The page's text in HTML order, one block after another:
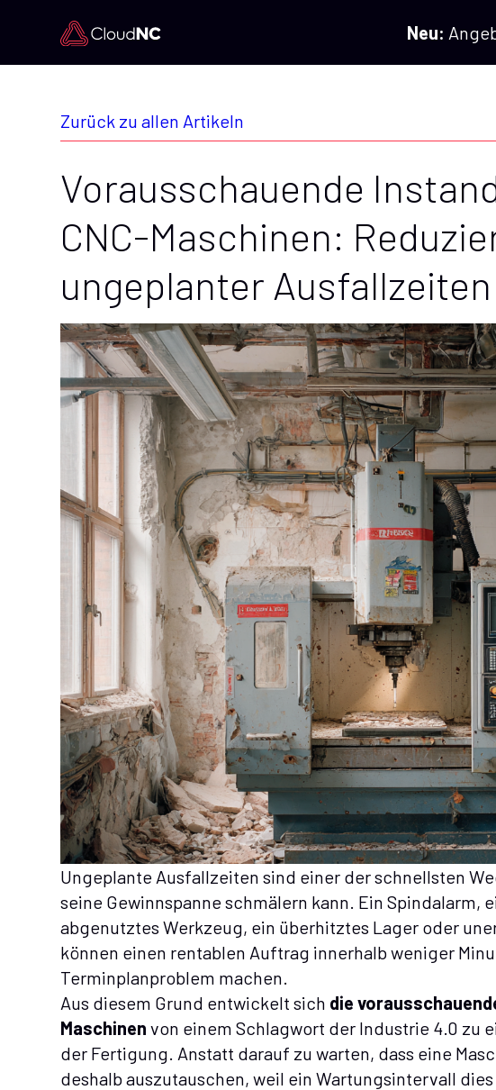
Neu:
Zurück zu allen Artikeln
Vorausschauende
CNC-Maschinen:
ungeplanter Ausfallzeiten
Ungeplante Ausfallzeiten sind einer der schnellsten
seine Gewinnspanne schmälern kann. Ein Spindalarm,
abgenutztes Werkzeug, ein überhitztes Lager oder
können einen rentablen Auftrag innerhalb weniger
Terminplanproblem machen.
Aus diesem Grund entwickelt sich die
Maschinen von einem Schlagwort der Industrie 4.0 zu
der Fertigung. Anstatt darauf zu warten, dass eine
deshalb auszutauschen, weil ein Wartungsintervall